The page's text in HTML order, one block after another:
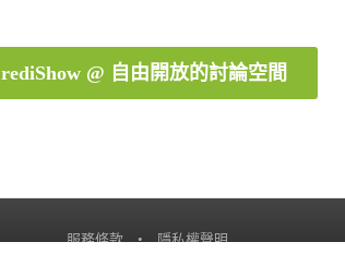
rediShow @ 自由開放的討論空間
服務條款 • 隱私權聲明